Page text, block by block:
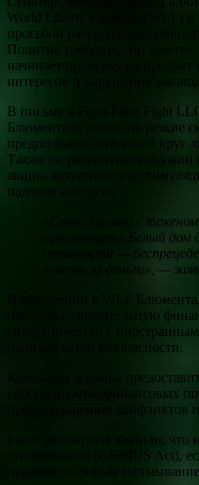
World Liberty Financial (WLF) и
просьбой раскрыть
Политик сообщил, что комитет
начинает проверку на предмет
интересов и нарушения
В письме к Fight Fight Fight
Блюменталь указал на резкие
предположил, что узкий круг
Также он раскритиковал ужин
акцию запустили для
падения интереса.
«Связи Трампа с
использовать Белый дом
стоимости —
власти за деньги», —
В обращении к WLF
получила «значительную
сотрудничество с
национальной безопасности.
Компании должны
собственности, финансовых
предотвращению конфликтов
Ранее демократы заявили, что
стейблкоинах (GENIUS Act),
правила по борьбе с